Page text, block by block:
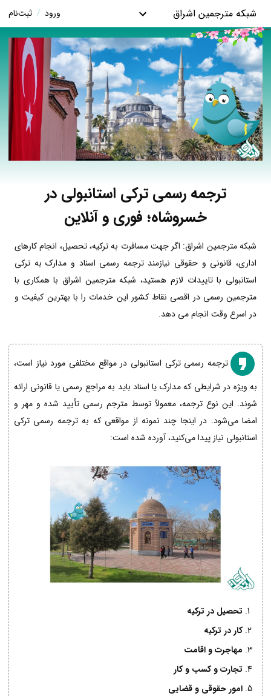
شبکه مترجمین اشراق ورود / ثبت‌نام
ترجمه رسمی ترکی استانبولی در
خسروشاه؛ فوری و آنلاین
شبکه مترجمین اشراق: اگر جهت مسافرت به ترکیه، تحصیل، انجام کارهای
اداری، قانونی و حقوقی نیازمند ترجمه رسمی اسناد و مدارک به ترکی
استانبولی با تاییدات لازم هستید، شبکه مترجمین اشراق با همکاری با
مترجمین رسمی در اقصی نقاط کشور این خدمات را با بهترین کیفیت و
در اسرع وقت انجام می دهد.
ترجمه رسمی ترکی استانبولی در مواقع مختلفی مورد نیاز است،
به ویژه در شرایطی که مدارک یا اسناد باید به مراجع رسمی یا قانونی ارائه
شوند. این نوع ترجمه، معمولاً توسط مترجم رسمی تأیید شده و مهر و
امضا می‌شود. در اینجا چند نمونه از مواقعی که به ترجمه رسمی ترکی
استانبولی نیاز پیدا می‌کنید، آورده شده است:
تحصیل در ترکیه
کار در ترکیه
مهاجرت و اقامت
تجارت و کسب و کار
امور حقوقی و قضایی